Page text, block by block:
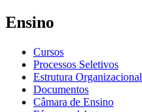
Ensino
Cursos
Processos Seletivos
Estrutura Organizacional
Documentos
Câmara de Ensino